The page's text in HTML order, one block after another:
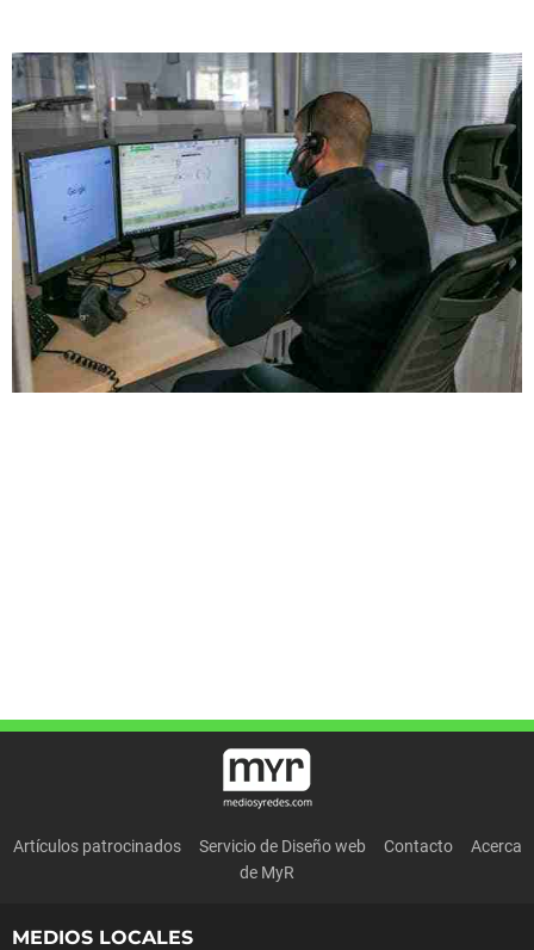
Artículos patrocinados Servicio de Diseño web Contacto
Acerca
de MyR
MEDIOS LOCALES